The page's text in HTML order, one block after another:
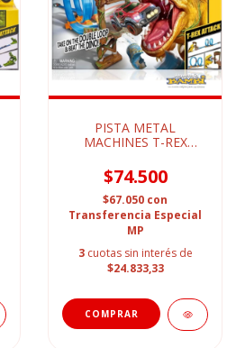
PISTA METAL
MACHINES T-REX
$74.500
$67.050 con
Transferencia Especial
MP
3 cuotas sin interés de
$24.833,33